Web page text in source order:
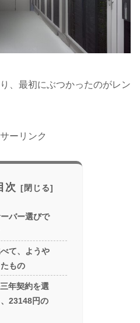
、最初にぶつかったのがレン
ーリンク
次
バー選びで
て、ようや
もの
年契約を選
23148円の